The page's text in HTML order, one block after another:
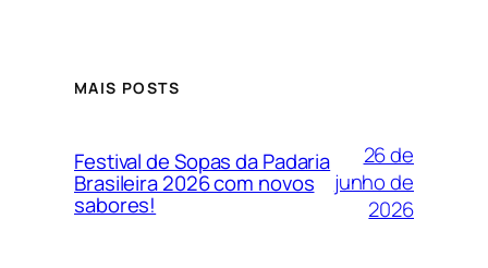
MAIS POSTS
Festival de Sopas da Padaria
Brasileira 2026 com novos
sabores!
26 de
junho de
2026